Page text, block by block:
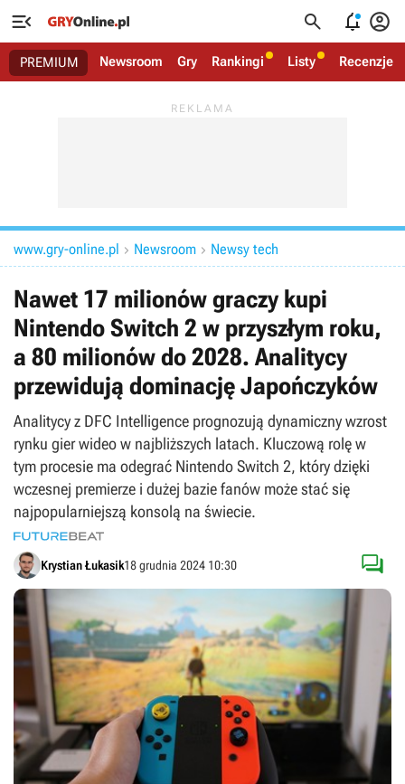
   
PREMIUM Newsroom Gry Rankingi Listy Recenzje
www.gry-online.pl  Newsroom  Newsy tech
Nawet 17 milionów graczy kupi
Nintendo Switch 2 w przyszłym roku,
a 80 milionów do 2028. Analitycy
przewidują dominację Japończyków
Analitycy z DFC Intelligence prognozują dynamiczny wzrost
rynku gier wideo w najbliższych latach. Kluczową rolę w
tym procesie ma odegrać Nintendo Switch 2, który dzięki
wczesnej premierze i dużej bazie fanów może stać się
najpopularniejszą konsolą na świecie.
Krystian Łukasik18 grudnia 2024 10:30 